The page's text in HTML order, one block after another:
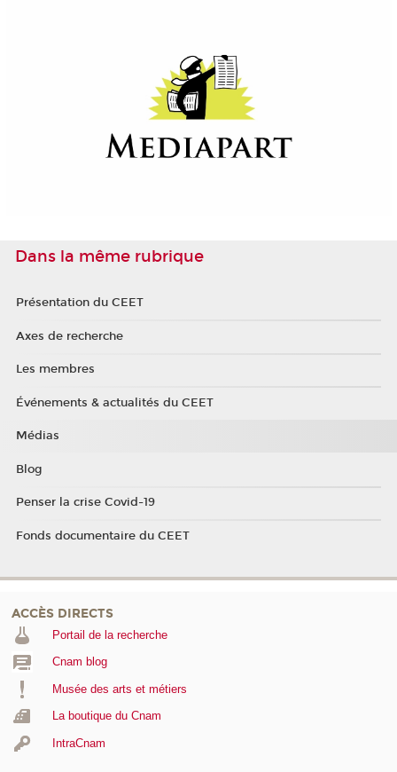
Dans la même rubrique
Présentation du CEET
Axes de recherche
Les membres
Événements & actualités du CEET
Médias
Blog
Penser la crise Covid-19
Fonds documentaire du CEET
ACCÈS DIRECTS
Portail de la recherche
Cnam blog
Musée des arts et métiers
La boutique du Cnam
IntraCnam